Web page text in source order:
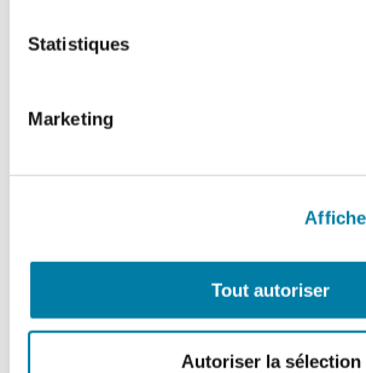
Statistiques
Marketing
Tout autoriser
Autoriser la sélection
SMOKE-DEFENDER
10 route de Californie
71350 SERMESSE
https://www.smoke-
smokedefender@gmail.com